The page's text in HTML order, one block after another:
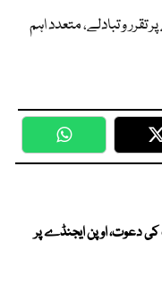
و تبادلے، متعدد اہم
WhatsApp
کی دعوت، اوپن ایجنڈے پر